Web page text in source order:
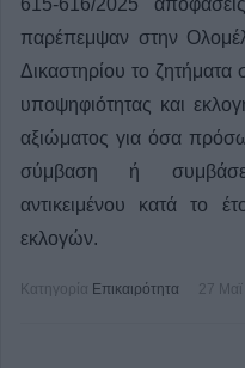
615-616/2025
παρέπεμψαν στην
Δικαστηρίου το
υποψηφιότητας και
αξιώματος για όσα
σύμβαση ή
αντικειμένου κατά το
εκλογών.
Κατηγορία Επικαιρότητα 27